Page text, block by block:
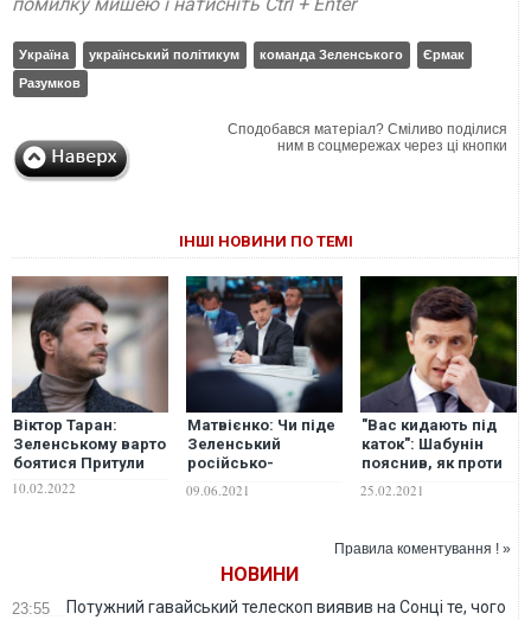
помилку мишею і натисніть Ctrl + Enter
Україна український політикум команда Зеленського
Єрмак
Разумков
Сподобався матеріал? Сміливо поділися
ним в соцмережах через ці кнопки
ІНШІ НОВИНИ ПО ТЕМІ
Віктор Таран:
Зеленському варто
боятися Притули
10.02.2022
Матвієнко: Чи піде
Зеленський
російсько-
білоруським
шляхом?
09.06.2021
"Вас кидають під
каток": Шабунін
пояснив, як проти
Зеленського
працюють ті, кого
25.02.2021
Правила коментування ! »
НОВИНИ
23:55
Потужний гавайський телескоп виявив на Сонці те, чого